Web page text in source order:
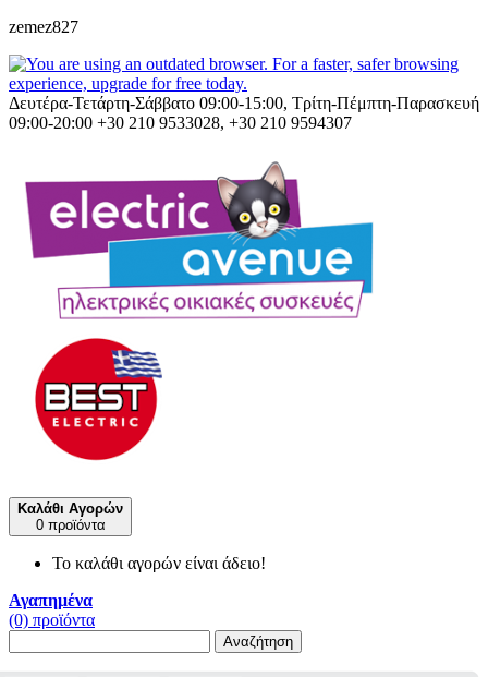
zemez827
Δευτέρα-Τετάρτη-Σάββατο 09:00-15:00, Τρίτη-Πέμπτη-Παρασκευή
09:00-20:00 +30 210 9533028, +30 210 9594307
Καλάθι Αγορών
0 προϊόντα
Το καλάθι αγορών είναι άδειο!
Αγαπημένα
(0) προϊόντα
Αναζήτηση